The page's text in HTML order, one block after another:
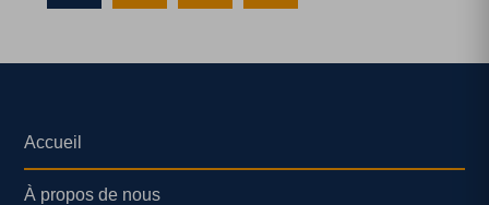
Accueil
À propos de nous